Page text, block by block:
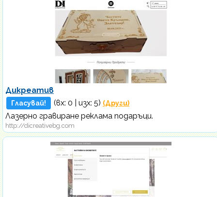
Дикреатив
Гласувай! (вх: 0 | изх: 5) (Други)
Лазерно гравиране реклама подаръци.
http://dicreativebg.com